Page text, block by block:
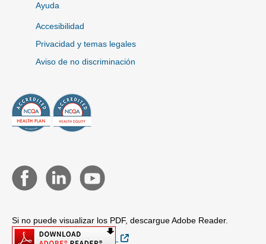
Ayuda
Accesibilidad
Privacidad y temas legales
Aviso de no discriminación
Si no puede visualizar los PDF, descargue Adobe Reader.
Sitio Externo